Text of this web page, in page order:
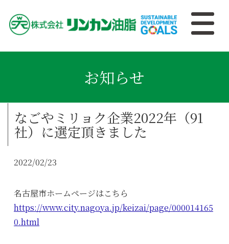
お知らせ
なごやミリョク企業2022年（91
社）に選定頂きました
2022/02/23
名古屋市ホームページはこちら
https://www.city.nagoya.jp/keizai/page/000014165
0.html